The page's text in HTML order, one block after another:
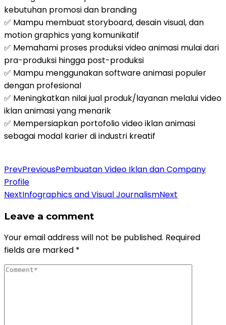
kebutuhan promosi dan branding
✅ Mampu membuat storyboard, desain visual, dan
motion graphics yang komunikatif
✅ Memahami proses produksi video animasi mulai dari
pra-produksi hingga post-produksi
✅ Mampu menggunakan software animasi populer
dengan profesional
✅ Meningkatkan nilai jual produk/layanan melalui video
iklan animasi yang menarik
✅ Mempersiapkan portofolio video iklan animasi
sebagai modal karier di industri kreatif
PrevPreviousPembuatan Video Iklan dan Company
Profile
NextInfographics and Visual JournalismNext
Leave a comment
Your email address will not be published. Required
fields are marked *